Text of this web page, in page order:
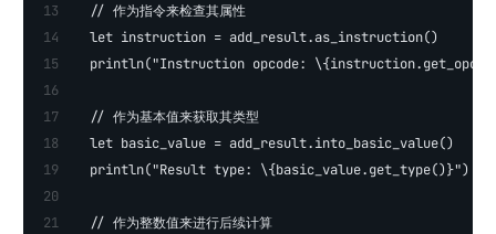
  // 作为指令来检查其属性
  let instruction = add_result.as_instruction()
println("Instruction opcode:
  // 作为基本值来获取其类型
  let basic_value = add_result.into_basic_value()
  println("Result type: \{basic_value.get_type()}")
  // 作为整数值来进行后续计算